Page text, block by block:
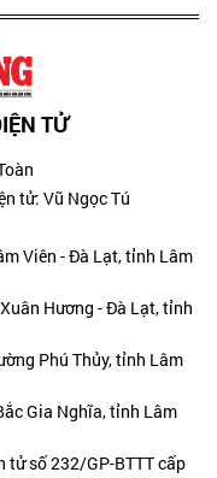
TỬ
tử: Vũ Ngọc Tú
Viên - Đà Lạt, tỉnh Lâm
Hương - Đà Lạt, tỉnh
Phú Thủy, tỉnh Lâm
Gia Nghĩa, tỉnh Lâm
tử số 232/GP-BTTT cấp